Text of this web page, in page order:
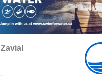
Zavial